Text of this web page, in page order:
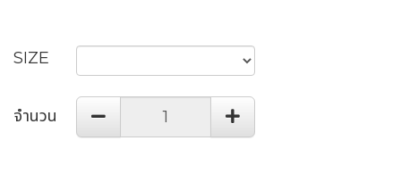
SIZE
จำนวน